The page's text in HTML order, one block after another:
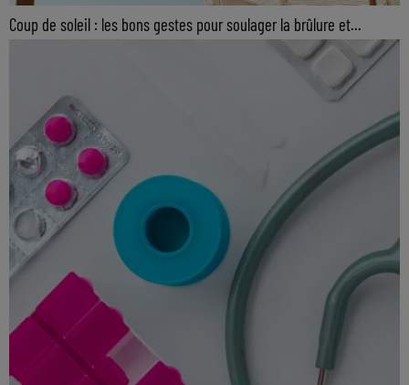
Coup de soleil : les bons gestes pour soulager la brûlure et...